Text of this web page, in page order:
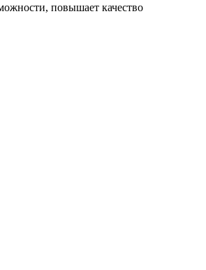
повышает качество